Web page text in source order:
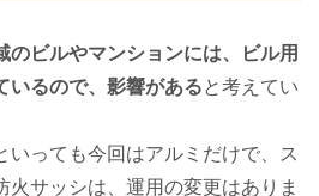
のビルやマンションには、ビル用
いるので、影響があると考えてい
いっても今回はアルミだけで、ス
火サッシは、運用の変更はありま